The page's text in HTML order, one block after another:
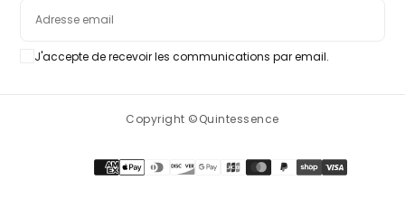
J'accepte de recevoir les communications par email.
Copyright ©Quintessence
Méthodes